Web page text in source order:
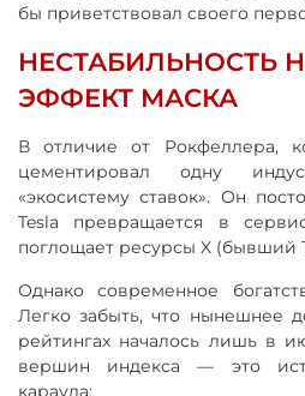
бы приветствовал своего
НЕСТАБИЛЬНОСТЬ
ЭФФЕКТ МАСКА
В отличие от Рокфеллера,
цементировал одну
«экосистему ставок». Он
Tesla превращается в
поглощает ресурсы X (бывший
Однако современное
Легко забыть, что нынешнее
рейтингах началось лишь в
вершин индекса — это
караула: